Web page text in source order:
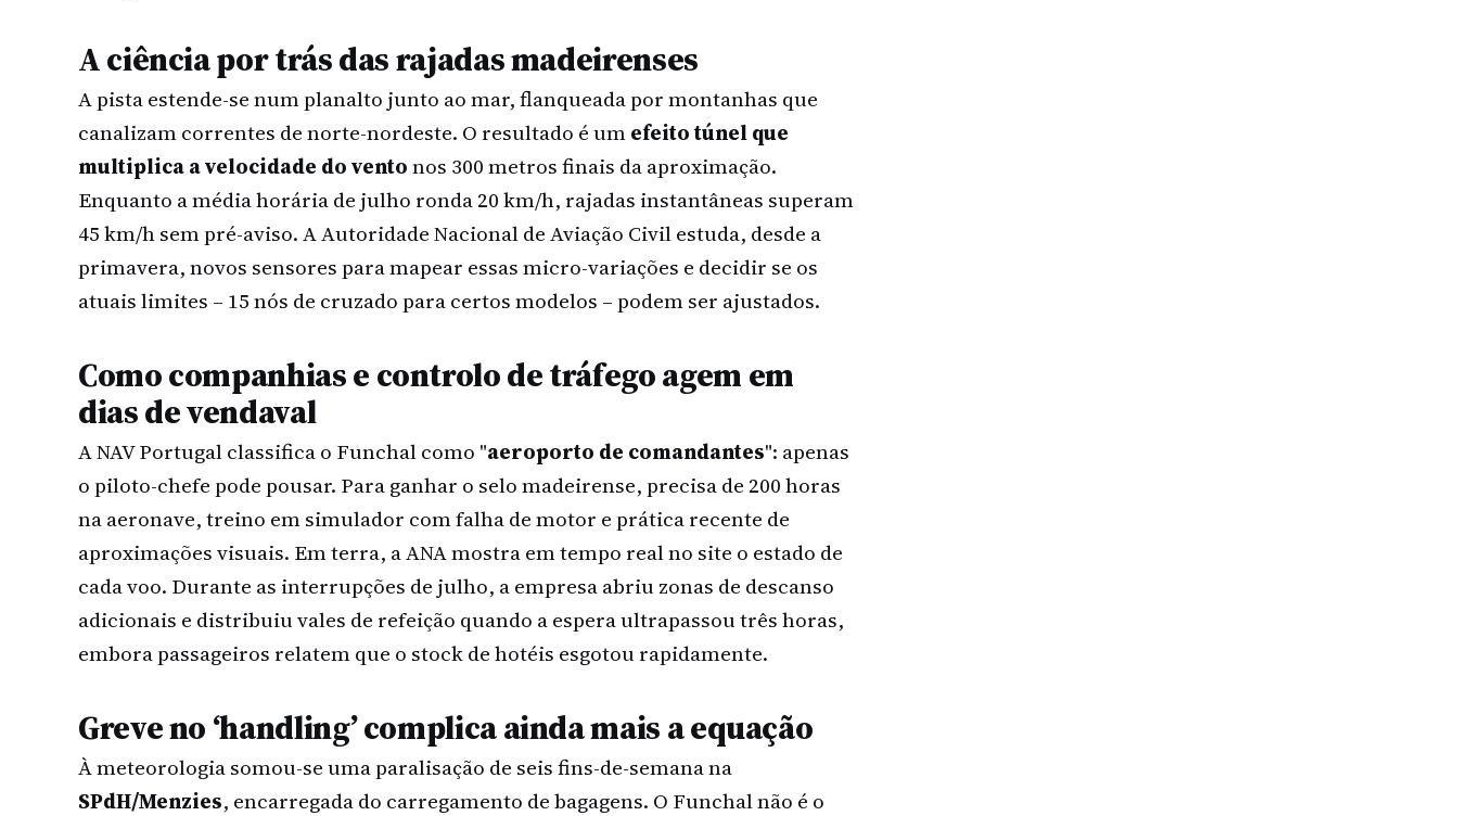
A ciência por trás das rajadas madeirenses
A pista estende-se num planalto junto ao mar, flanqueada por montanhas que
canalizam correntes de norte-nordeste. O resultado é umefeito túnel que
multiplica a velocidade do ventonos 300 metros finais da aproximação.
Enquanto a média horária de julho ronda 20 km/h, rajadas instantâneas superam
45 km/h sem pré-aviso. A Autoridade Nacional de Aviação Civil estuda, desde a
primavera, novos sensores para mapear essas micro-variações e decidir se os
atuais limites – 15 nós de cruzado para certos modelos – podem ser ajustados.
Como companhias e controlo de tráfego agem em
dias de vendaval
A NAV Portugal classifica o Funchal como "aeroporto de comandantes": apenas
o piloto-chefe pode pousar. Para ganhar o selo madeirense, precisa de 200 horas
na aeronave, treino em simulador com falha de motor e prática recente de
aproximações visuais. Em terra, a ANA mostra em tempo real no site o estado de
cada voo. Durante as interrupções de julho, a empresa abriu zonas de descanso
adicionais e distribuiu vales de refeição quando a espera ultrapassou três horas,
embora passageiros relatem que o stock de hotéis esgotou rapidamente.
Greve no ‘handling’ complica ainda mais a equação
À meteorologia somou-se uma paralisação de seis fins-de-semana na
SPdH/Menzies, encarregada do carregamento de bagagens. O Funchal não é o